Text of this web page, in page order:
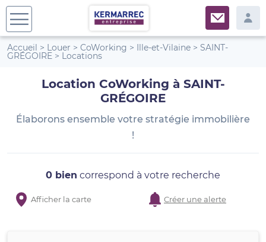
Accueil > Louer > CoWorking > Ille-et-Vilaine > SAINT-
GRÉGOIRE > Locations
Location CoWorking à SAINT-
GRÉGOIRE
Élaborons ensemble votre stratégie immobilière
!
0 bien correspond à votre recherche
Afficher la carte Créer une alerte